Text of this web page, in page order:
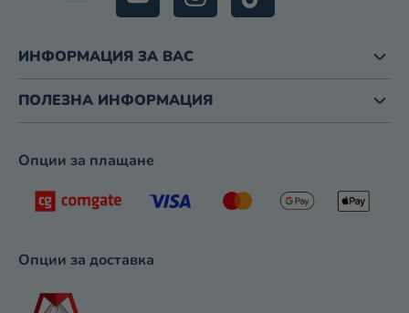
ИНФОРМАЦИЯ ЗА ВАС
ПОЛЕЗНА ИНФОРМАЦИЯ
Опции за плащане
Опции за доставка